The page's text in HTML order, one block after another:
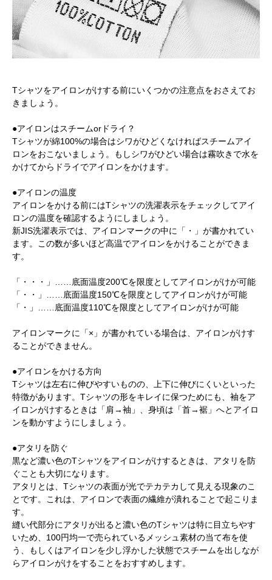
Tシャツをアイロンがけする前にいくつかの注意点をおさえてお
きましょう。
●アイロンはスチームorドライ？
Tシャツが綿100%の場合はシワがひどくなければスチームアイ
ロンをおこないましょう。もしシワがひどい場合は霧吹きで水を
かけてからドライでアイロンをかけます。
●アイロンの温度
アイロンをかける前にはTシャツの洗濯表示をチェックしてアイ
ロンの温度を確認するようにしましょう。
新JIS洗濯表示では、アイロンマークの中に「・」が書かれてい
ます。この数が多いほど高温でアイロンをかけることができま
す。
「・・・」……底面温度200℃を限度としてアイロンがけが可能
「・・」……底面温度150℃を限度としてアイロンがけが可能
「・」……底面温度110℃を限度としてアイロンがけが可能
アイロンマークに「×」が書かれている場合は、アイロンがけす
ることができません。
●アイロンをかける方向
Tシャツは左右に伸びやすいものの、上下に伸びにくいといった
特徴があります。Tシャツの形をキレイに保つためにも、袖をア
イロンがけするときは「肩→袖」、身頃は「首→裾」へとアイロ
ンを動かすようにしましょう。
●アタリを防ぐ
黒など濃い色のTシャツをアイロンがけするときは、アタリを防
ぐことも大切になります。
アタリとは、Tシャツの表面が光でテカテカして見える現象のこ
とです。これは、アイロンで表面の繊維が潰れることで起こりま
す。
縫い代部分にアタリが出ると濃い色のTシャツは特に目立ちやす
いため、100円均一で売られているメッシュ素材の当て布を使
う、もしくはアイロンを少し浮かした状態でスチームを出しなが
らアイロンがけをすることをおすすめします。